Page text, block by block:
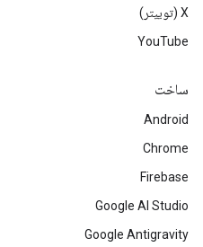
‫X (توییتر)
YouTube
ساخت
Android
Chrome
Firebase
Google AI Studio
Google Antigravity